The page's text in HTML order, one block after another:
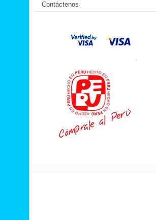
Contáctenos
.